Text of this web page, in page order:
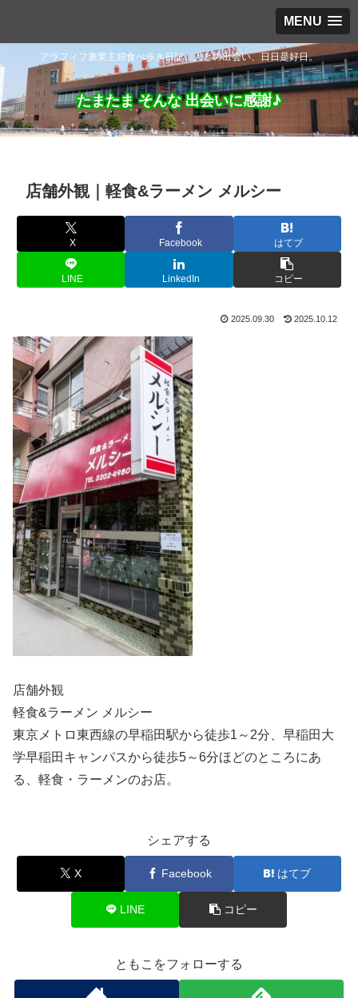
MENU
アラフィフ兼業主婦食べ歩き日記。人との出会い、日日是好日。
たまたま そんな 出会いに感謝♪
店舗外観｜軽食&ラーメン メルシー
X Facebook はてブ
LINE LinkedIn コピー
2025.09.30 2025.10.12
店舗外観
軽食&ラーメン メルシー
東京メトロ東西線の早稲田駅から徒歩1～2分、早稲田大
学早稲田キャンパスから徒歩5～6分ほどのところにあ
る、軽食・ラーメンのお店。
シェアする
X Facebook はてブ
LINE コピー
ともこをフォローする